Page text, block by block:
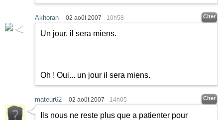
Akhoran 02 août 2007 10h58 Citer
Un jour, il sera miens.
Oh ! Oui... un jour il sera miens.
mateur62 02 août 2007 14h05 Citer
Ils nous ne reste plus que a patienter pour